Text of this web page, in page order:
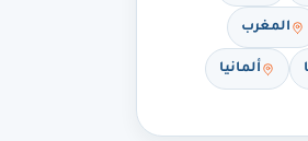
المغرب
ألمانيا